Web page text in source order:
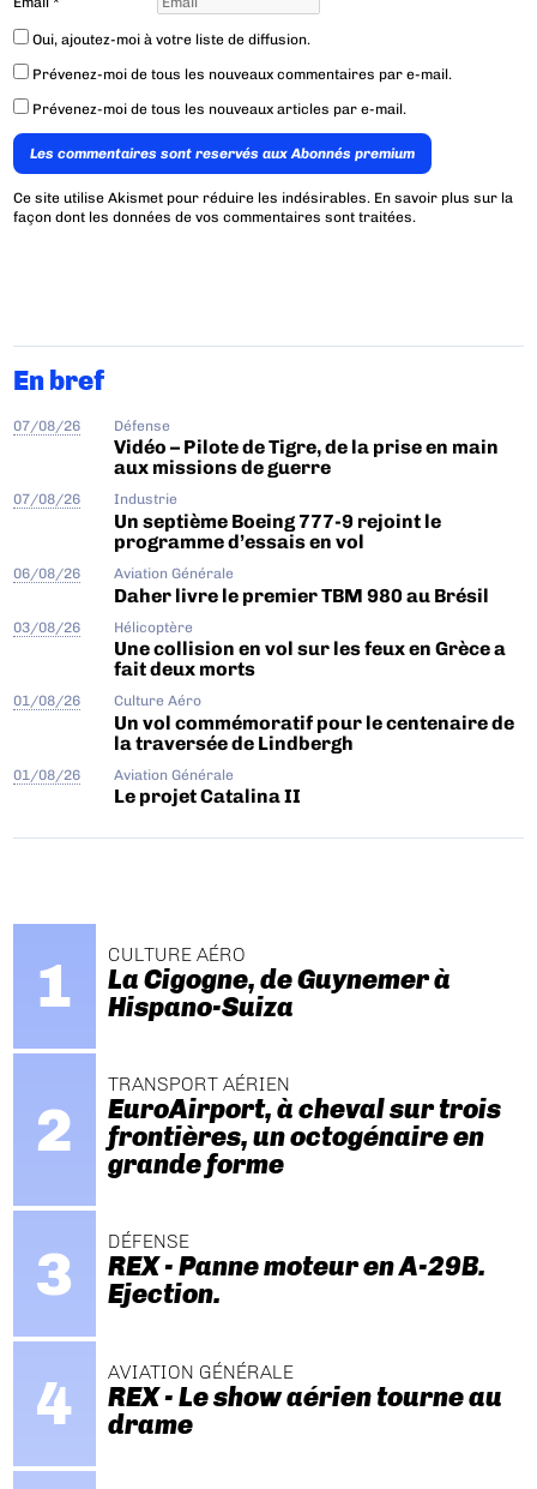
Oui, ajoutez-moi à votre liste de diffusion.
Prévenez-moi de tous les nouveaux commentaires par e-mail.
Prévenez-moi de tous les nouveaux articles par e-mail.
Les commentaires sont reservés aux Abonnés premium
Ce site utilise Akismet pour réduire les indésirables. En savoir plus sur la
façon dont les données de vos commentaires sont traitées.
En bref
07/08/26 Défense
Vidéo – Pilote de Tigre, de la prise en main
aux missions de guerre
07/08/26 Industrie
Un septième Boeing 777-9 rejoint le
programme d’essais en vol
06/08/26 Aviation Générale
Daher livre le premier TBM 980 au Brésil
03/08/26 Hélicoptère
Une collision en vol sur les feux en Grèce a
fait deux morts
01/08/26 Culture Aéro
Un vol commémoratif pour le centenaire de
la traversée de Lindbergh
01/08/26 Aviation Générale
Le projet Catalina II
CULTURE AÉRO
La Cigogne, de Guynemer à
Hispano-Suiza
TRANSPORT AÉRIEN
EuroAirport, à cheval sur trois
frontières, un octogénaire en
grande forme
DÉFENSE
REX - Panne moteur en A-29B.
Ejection.
AVIATION GÉNÉRALE
REX - Le show aérien tourne au
drame